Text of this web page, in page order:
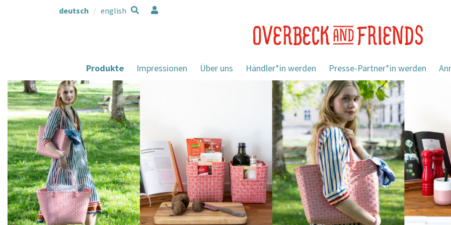
deutsch english
Produkte Impressionen Über uns Händler*in werden Presse-Partner*in werden